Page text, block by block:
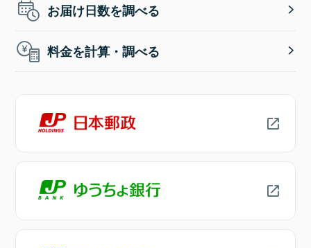
お届け日数を調べる
料金を計算・調べる